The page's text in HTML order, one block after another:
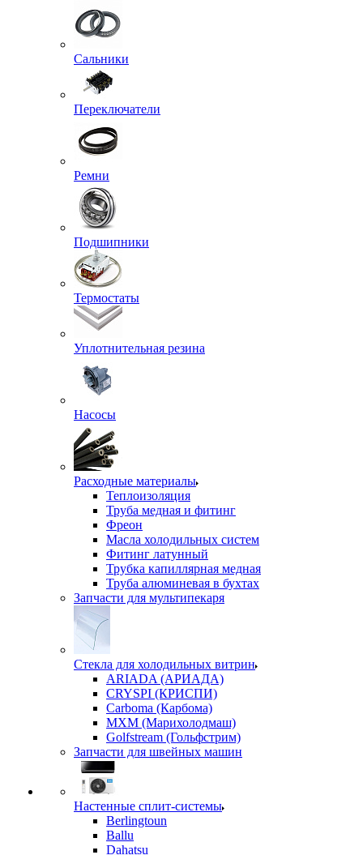
Сальники
Переключатели
Ремни
Подшипники
Термостаты
Уплотнительная резина
Насосы
Расходные материалы
Теплоизоляция
Труба медная и фитинг
Фреон
Масла холодильных систем
Фитинг латунный
Трубка капиллярная медная
Труба алюминевая в бухтах
Запчасти для мультипекаря
Стекла для холодильных витрин
ARIADA (АРИАДА)
CRYSPI (КРИСПИ)
Carboma (Карбома)
MXM (Марихолодмаш)
Golfstream (Гольфстрим)
Запчасти для швейных машин
Настенные сплит-системы
Berlingtoun
Ballu
Dahatsu